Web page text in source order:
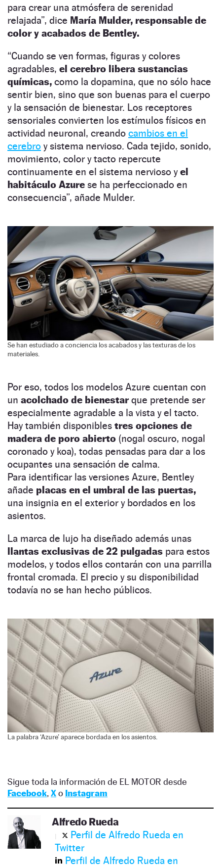
para crear una atmósfera de serenidad
relajada”, dice María Mulder, responsable de
color y acabados de Bentley.
“Cuando se ven formas, figuras y colores
agradables, el cerebro libera sustancias
químicas, como la dopamina, que no sólo hace
sentir bien, sino que son buenas para el cuerpo
y la sensación de bienestar. Los receptores
sensoriales convierten los estímulos físicos en
actividad neuronal, creando cambios en el
cerebro y sistema nervioso. Cada tejido, sonido,
movimiento, color y tacto repercute
continuamente en el sistema nervioso yel
habitáculo Azure se ha perfeccionado en
consecuencia”, añade Mulder.
Se han estudiado a conciencia los acabados y las texturas de los
materiales.
Por eso, todos los modelos Azure cuentan con
un acolchado de bienestarque pretende ser
especialmente agradable a la vista y el tacto.
Hay también disponibles tres opciones de
madera de poro abierto (nogal oscuro, nogal
coronado y koa), todas pensadas para dar a los
ocupantes una sensación de calma.
Para identificar las versiones Azure, Bentley
añade placas en el umbral de las puertas,
una insignia en el exterior y bordados en los
asientos.
La marca de lujo ha diseñado además unas
llantas exclusivas de 22 pulgadas para estos
modelos, y todos ellos contarán con una parrilla
frontal cromada. El precio y su disponibilidad
todavía no se han hecho públicos.
La palabra ‘Azure’ aparece bordada en los asientos.
Sigue toda la información de EL MOTOR desde
Facebook, Xo Instagram
Alfredo Rueda
Perfil de Alfredo Rueda en
Twitter
Perfil de Alfredo Rueda en